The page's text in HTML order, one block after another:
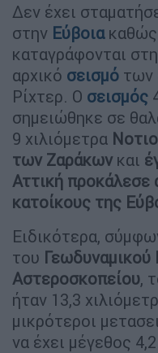
Δεν έχει
στην Εύβοια
καταγράφονται
αρχικό σεισμό των
Ρίχτερ. Ο σεισμός
σημειώθηκε σε
9 χιλιόμετρα
των Ζαράκων και
Αττική προκάλεσε
κατοίκους της
Ειδικότερα,
του Γεωδυναμικού
Αστεροσκοπείου,
ήταν 13,3
μικρότεροι
να έχει μέγεθος